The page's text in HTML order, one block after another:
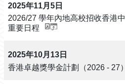
2025年11月5日
2026/27 學年內地高校招收香港
重要日程
2025年10月13日
香港卓越獎學金計劃（2026 - 27